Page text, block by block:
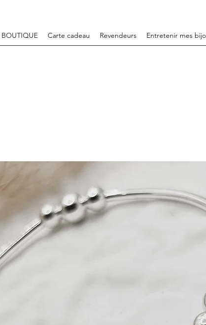
BOUTIQUE Carte cadeau Revendeurs Entretenir mes